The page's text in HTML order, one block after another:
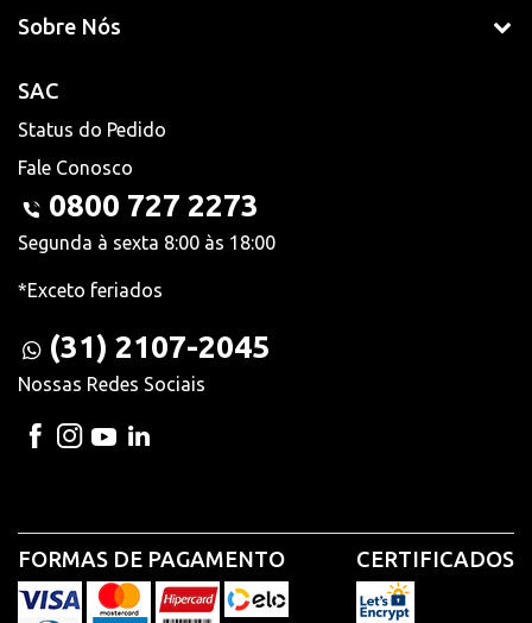
Sobre Nós
SAC
Status do Pedido
Fale Conosco
0800 727 2273
Segunda à sexta 8:00 às 18:00
*Exceto feriados
(31) 2107-2045
Nossas Redes Sociais
FORMAS DE PAGAMENTO CERTIFICADOS